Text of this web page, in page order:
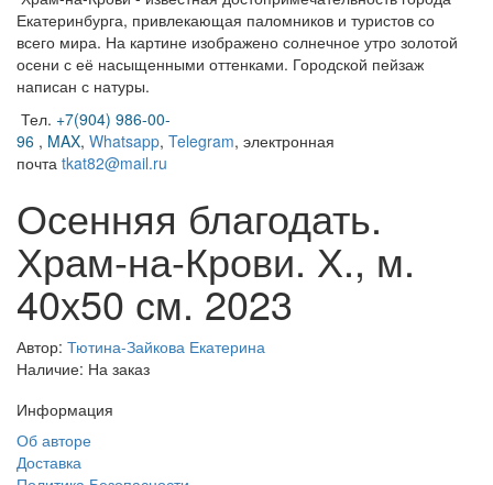
Екатеринбурга, привлекающая паломников и туристов со
всего мира. На картине изображено солнечное утро золотой
осени с её насыщенными оттенками. Городской пейзаж
написан с натуры.
Тел. +7(904) 986-00-
96 , MAX, Whatsapp, Telegram, электронная
почта tkat82@mail.ru
Осенняя благодать.
Храм-на-Крови. Х., м.
40х50 см. 2023
Автор: Тютина-Зайкова Екатерина
Наличие: На заказ
Информация
Об авторе
Доставка